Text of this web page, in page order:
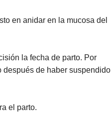
en anidar en la mucosa del
la fecha de parto. Por
después de haber suspendido
el parto.